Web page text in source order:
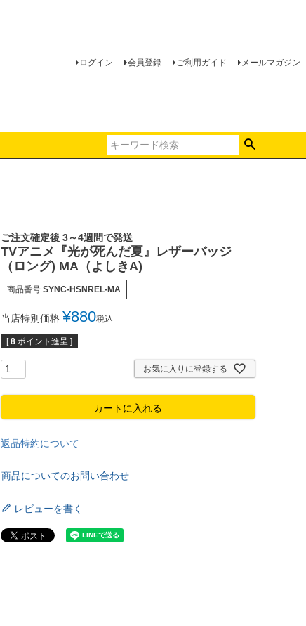
ログイン 会員登録 ご利用ガイド メールマガジン
ご注文確定後 3～4週間で発送
TVアニメ『光が死んだ夏』レザーバッジ
（ロング) MA（よしきA)
商品番号 SYNC-HSNREL-MA
当店特別価格 ¥880税込
[ 8 ポイント進呈 ]
お気に入りに登録する
カートに入れる
返品特約について
商品についてのお問い合わせ
レビューを書く